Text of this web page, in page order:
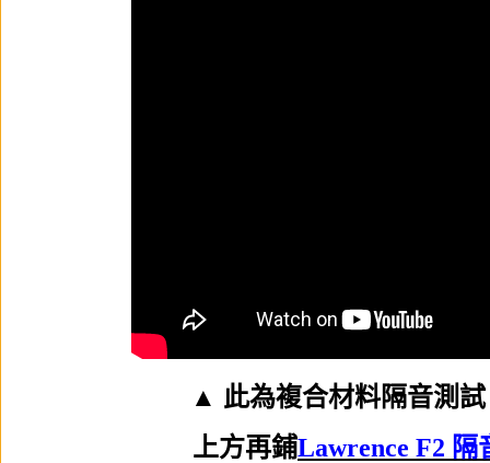
▲ 此為複合材料隔音測
上方再鋪Lawrence F2 隔